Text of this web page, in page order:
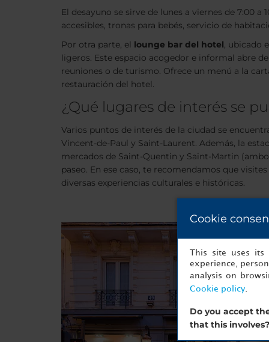
El desayuno se sirve de lunes a viernes de 7:00
accesibles, tronas para bebés, servicio de
Por otra parte, el lounge bar del hotel, ubicado
ligeros. Este espacio acogedor e informal abre
reuniones o de turismo. Ofrece un menú a la
restauración del hotel.
¿Qué lugares de interés se
Varios puntos de interés de la ciudad se
Vincent-de-Paul y Saint-Laurent. Además, la
mercados de Saint-Quentin y Saint-Martin
paseo. En ese caso, te recomendamos que
diversas experiencias culturales e históricas.
Cookie
This site uses its
experience,
analysis on
Cookie policy.
Do you accept
that this involves?